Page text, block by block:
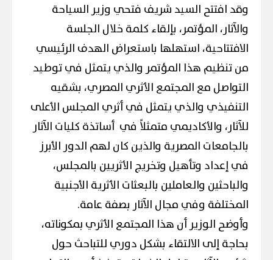
وقد افتتح السيد شريف فتحي وزير السياحة
والآثار، المؤتمر، بإلقاء كلمة خلال الجلسة
الافتتاحية، استهلها باستعراض الهدف الرئيسي
من تنظيم هذا المؤتمر والذي يتمثل في توطيد
التواصل مع المجتمع الأثري المصري، بشقيه
التنفيذي والذي يتمثل في أثري المجلس الأعلى
للآثار، والأكاديمي متمثلاً في أساتذة كليات الآثار
بالجامعات المصرية والذين كان لهم الدور الأبرز
في إعداد وتأهيل وتخريج الأثريين بالمجلس،
والباحثين والعاملين بالبعثات الأثرية الأجنبية
المختلفة وفي مجال الآثار بصفة عامة.
وأوضح الوزير أن هذا المجتمع الأثري بمكوناته،
بحاجة إلى الالتقاء بشكل دوري للتباحث حول